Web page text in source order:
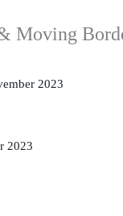
Moving
2023
2023